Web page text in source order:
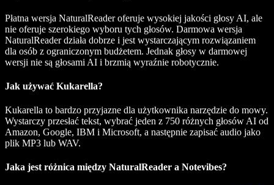
Płatna wersja NaturalReader oferuje wysokiej jakości głosy AI, ale
nie oferuje szerokiego wyboru tych głosów. Darmowa wersja
NaturalReader działa dobrze i jest wystarczającym rozwiązaniem
dla osób z ograniczonym budżetem. Jednak głosy w darmowej
wersji nie są głosami AI i brzmią wyraźnie robotycznie.
Jak używać Kukarella?
Kukarella to bardzo przyjazne dla użytkownika narzędzie do mowy.
Wystarczy przesłać tekst, wybrać jeden z 750 różnych głosów AI od
Amazon, Google, IBM i Microsoft, a następnie zapisać audio jako
plik MP3 lub WAV.
Jaka jest różnica między NaturalReader a Notevibes?